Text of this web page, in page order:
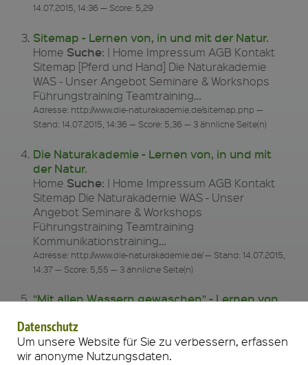
14.07.2015, 14:36 — Score: 5,29
Sitemap - Lernen von, in und mit der Natur.
Home Suche: | Home Impressum AGB Kontakt
Sitemap [Pferd und Hand] Die Naturakademie
WAS - Unser Angebot Seminare & Workshops
Führungstraining Teamtraining…
Adresse: http://www.die-naturakademie.de/sitemap.php —
Stand: 14.07.2015, 14:36 — Score: 5,36 — 3 ähnliche Seite(n)
Die Naturakademie - Lernen von, in und mit
der Natur.
Home Suche: | Home Impressum AGB Kontakt
Sitemap Die Naturakademie WAS - Unser
Angebot Seminare & Workshops
Führungstraining Teamtraining
Kommunikationstraining…
Adresse: http://www.die-naturakademie.de/ — Stand: 14.07.2015,
14:37 — Score: 5,55 — 3 ähnliche Seite(n)
"Mit allen Wassern gewaschen" - Lernen von,
HomeSuche
Sitemap [Elefant Wasser] Die Naturakademie WAS
- Unser Angebot Seminare & Workshops
Datenschutz
Um unsere Website für Sie zu verbessern, erfassen
wir anonyme Nutzungsdaten.